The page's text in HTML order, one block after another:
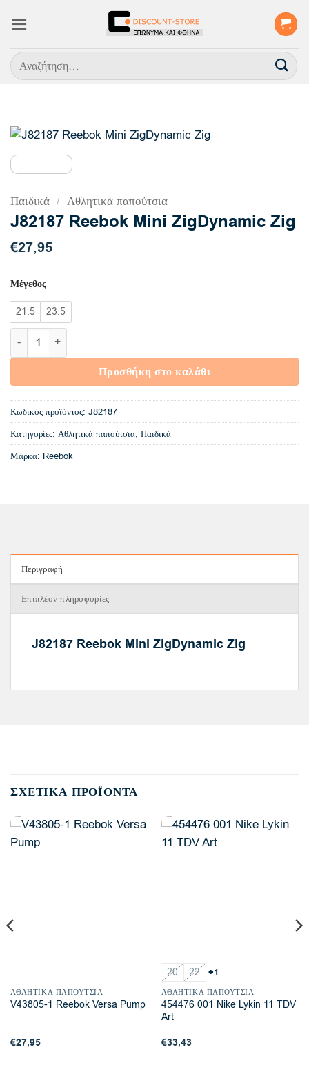
στο
Αναζήτηση
για:
Παιδικά / Αθλητικά παπούτσια
J82187 Reebok Mini ZigDynamic Zig
€27,95
Μέγεθος
21.5 23.5
J82187 Reebok Mini ZigDynamic Zig ποσότητα
Προσθήκη στο καλάθι
Κωδικός προϊόντος: J82187
Κατηγορίες: Αθλητικά παπούτσια, Παιδικά
Μάρκα: Reebok
Περιγραφή
Επιπλέον πληροφορίες
J82187 Reebok Mini ZigDynamic Zig
ΣΧΕΤΙΚΆ ΠΡΟΪΌΝΤΑ
ΑΘΛΗΤΙΚΆ ΠΑΠΟΎΤΣΙΑ
V43805-1 Reebok Versa Pump
€27,95
20 22 +1
ΑΘΛΗΤΙΚΆ ΠΑΠΟΎΤΣΙΑ
454476 001 Nike Lykin 11 TDV
Art
€33,43